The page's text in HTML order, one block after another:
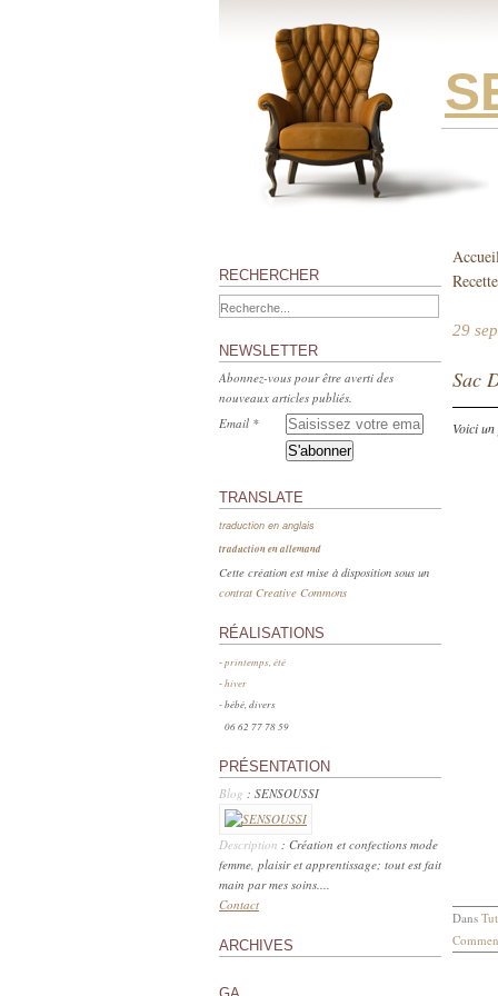
RECHERCHER
NEWSLETTER
Abonnez-vous pour être averti des
nouveaux articles publiés.
Email
TRANSLATE
traduction en anglais
traduction en allemand
Cette création est mise à disposition sous un
contrat Creative Commons
RÉALISATIONS
-printemps, été
-hiver
- bébé, divers
06 62 77 78 59
PRÉSENTATION
Blog : SENSOUSSI
Description : Création et confections mode
femme, plaisir et apprentissage; tout est fait
main par mes soins....
Contact
ARCHIVES
29
Sac
Voici
Dans